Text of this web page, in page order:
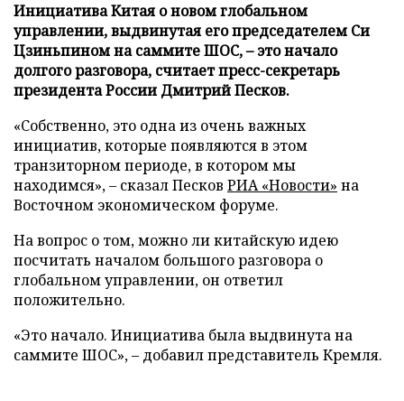
Инициатива Китая о новом глобальном
управлении, выдвинутая его председателем Си
Цзиньпином на саммите ШОС, – это начало
долгого разговора, считает пресс-секретарь
президента России Дмитрий Песков.
«Собственно, это одна из очень важных
инициатив, которые появляются в этом
транзиторном периоде, в котором мы
находимся», – сказал Песков РИА «Новости» на
Восточном экономическом форуме.
На вопрос о том, можно ли китайскую идею
посчитать началом большого разговора о
глобальном управлении, он ответил
положительно.
«Это начало. Инициатива была выдвинута на
саммите ШОС», – добавил представитель Кремля.